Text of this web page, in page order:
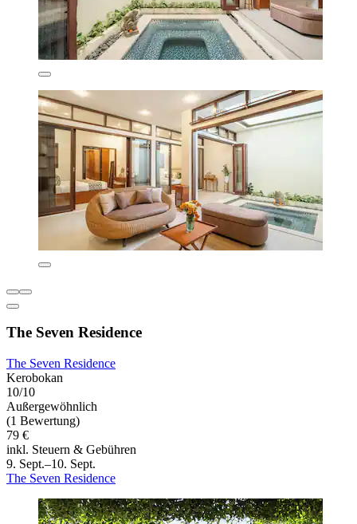
The Seven Residence
The Seven Residence
Kerobokan
10/10
Außergewöhnlich
(1 Bewertung)
79 €
inkl. Steuern & Gebühren
9. Sept.–10. Sept.
The Seven Residence